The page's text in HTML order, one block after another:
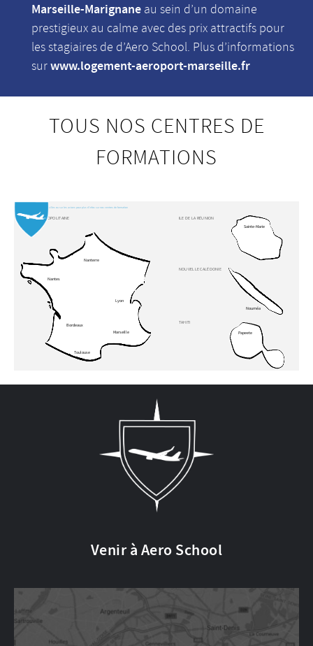
Marseille-Marignane au sein d’un domaine
prestigieux au calme avec des prix attractifs pour
les stagiaires de d’Aero School. Plus d’informations
surwww.logement-aeroport-marseille.fr
TOUS NOS CENTRES DE
FORMATIONS
Cliquez sur le nom des villes ou sur les avions pour plus d'infos sur nos centres de formation
FRANCE MÉTROPOLITAINE
Nanterre
Bordeaux
Marseille
Nantes
Lyon
Toulouse
ILE DE LA RÉUNION
Sainte-Marie
NOUVELLE CALÉDONIE
Nouméa
TAHITI
Papeete
Venir à Aero School